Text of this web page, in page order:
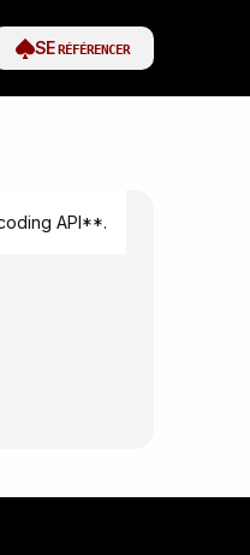
SERÉFÉRENCER
API**.